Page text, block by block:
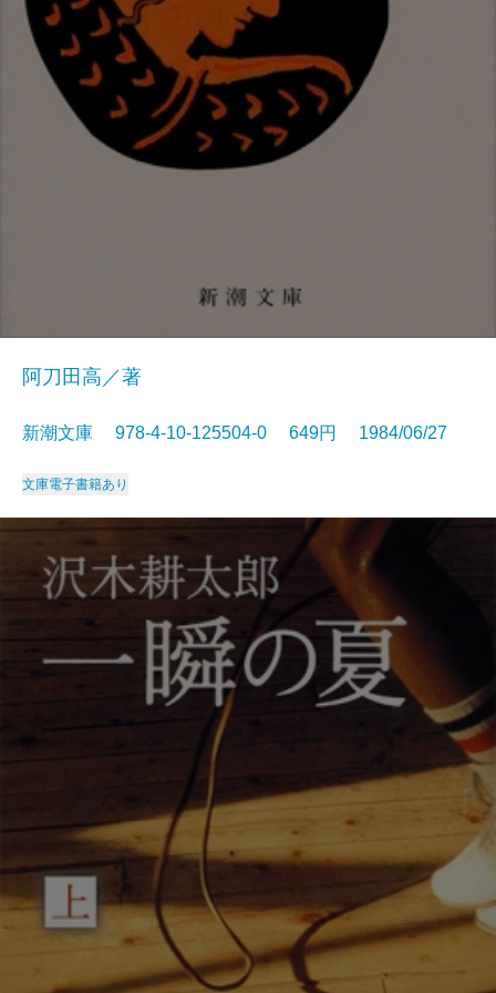
阿刀田高／著
新潮文庫 978-4-10-125504-0 649円 1984/06/27
文庫電子書籍あり